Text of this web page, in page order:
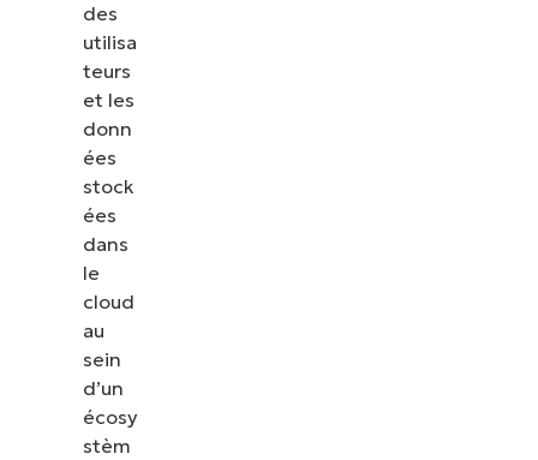
des
utilisa
teurs
et les
donn
ées
stock
ées
dans
le
cloud
au
sein
d’un
écosy
stèm